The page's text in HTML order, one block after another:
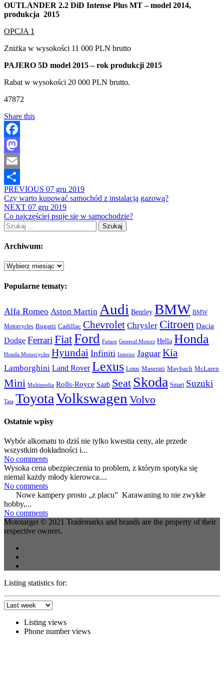
OUTLANDER 2.2 DiD Intense Plus MT – model 2014,
produkcja 2015
OPCJA 1
Zniżka w wysokości 11 000 PLN brutto
PAJERO 5D model 2015 – rok produkcji 2015
Rabat w wysokości 20 000 PLN brutto.
47872
Share this
Facebook
Mastodon
Email
Share
PREVIOUS 07 gru 2019
Czy warto kupować samochód z instalacją gazową?
NEXT 07 gru 2019
Co najczęściej psuje się w samochodzie?
Szukaj:
Archiwum:
Archiwum:
Popularne tematy:
Alfa Romeo Aston Martin Audi Bentley BMW BMW
Motorcycles Bugatti Cadillac Chevrolet Chrysler Citroen Dacia
Dodge Ferrari FiatFord Future General Motors Hella Honda
Honda Motorcycles Hyundai Infiniti Interior Jaguar Kia
Lamborghini Land Rover Lexus Lotus Maserati Maybach McLaren
Mini Multimedia Rolls-Royce Saab Seat Skoda Smart Suzuki
Tata ToyotaVolkswagen Volvo
Ostatnie wpisy
Wybór alkomatu to dziś nie tylko kwestia ceny, ale przede
wszystkim dokładności i...
No comments
Wysoka cena ubezpieczenia to problem, z którym spotyka się
niemal każdy młody kierowca....
No comments
Nowe kampery prosto „z placu” Karawaning to nie zwykłe
hobby,...
No comments
Mototarget © 2021 Trademarks and brands are the property of their
respective owners.
Listing statistics for:
Listing views
Phone number views